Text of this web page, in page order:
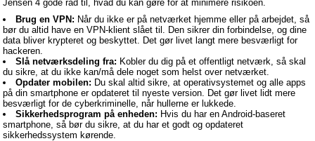
Jensen 4 gode råd til, hvad du kan gøre for at minimere risikoen.
Brug en VPN: Når du ikke er på netværket hjemme eller på arbejdet, så
bør du altid have en VPN-klient slået til. Den sikrer din forbindelse, og dine
data bliver krypteret og beskyttet. Det gør livet langt mere besværligt for
hackeren.
Slå netværksdeling fra: Kobler du dig på et offentligt netværk, så skal
du sikre, at du ikke kan/må dele noget som helst over netværket.
Opdater mobilen: Du skal altid sikre, at operativsystemet og alle apps
på din smartphone er opdateret til nyeste version. Det gør livet lidt mere
besværligt for de cyberkriminelle, når hullerne er lukkede.
Sikkerhedsprogram på enheden: Hvis du har en Android-baseret
smartphone, så bør du sikre, at du har et godt og opdateret
sikkerhedssystem kørende.